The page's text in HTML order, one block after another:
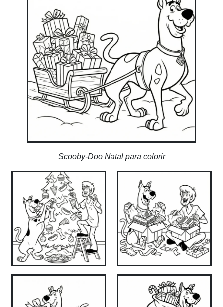
Scooby-Doo Natal para colorir